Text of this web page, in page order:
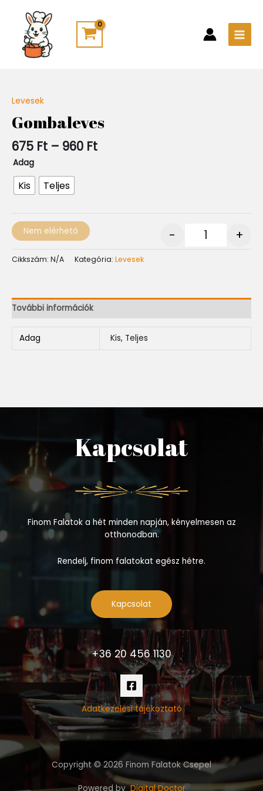
content
Levesek
Gombaleves
675 Ft – 960 Ft
-
960 Ft
Adag
Kis Teljes
- +
Nem elérhető
Cikkszám: N/A Kategória: Levesek
További információk
Adag Kis, Teljes
Kapcsolat
Finom Falatok a hét minden napján, kényelmesen az
otthonodban.
Rendelj, finom falatokat egész hétre.
Kapcsolat
+36 20 456 1130
Adatkezelési tájékoztató
Copyright © 2026 Finom Falatok Csepel
Powered byDigital Doctor